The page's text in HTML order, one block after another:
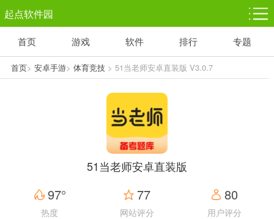
起点软件园
塔防游戏
1千+款游戏
休闲益智
1万+款游戏
体育竞技
5百+款游戏
赛车竞速
3百+款游戏
首页 游戏 软件 排行 专题
首页> 安卓手游> 体育竞技> 51当老师安卓直装版 V3.0.7
51当老师安卓直装版
97°
热度
77
网站评分
80
用户评分